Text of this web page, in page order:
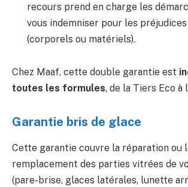
recours prend en charge les
vous indemniser pour les
(corporels ou matériels).
Chez Maaf, cette double garantie est
toutes les formules, de la Tiers Eco à
Garantie bris de glace
Cette garantie couvre la réparation ou
remplacement des parties vitrées de
(pare-brise, glaces latérales, lunette